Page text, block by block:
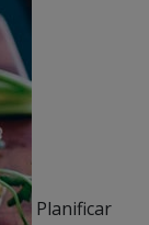
Planificar